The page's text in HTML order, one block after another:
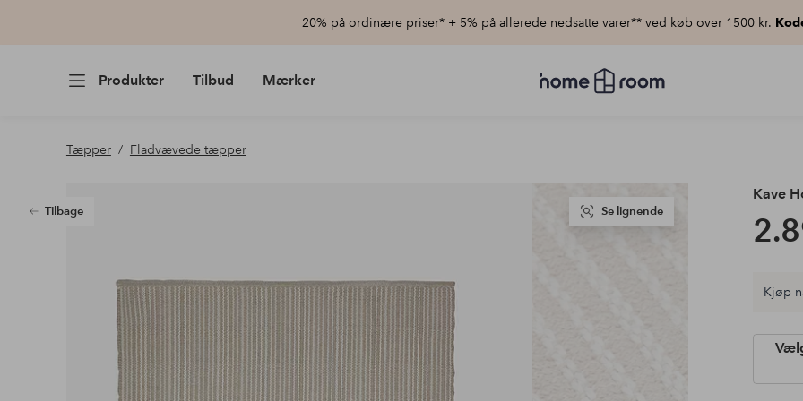
20% på ordinære priser* + 5% på allerede nedsatte varer** ved køb over 1500 kr.
Produkter Tilbud Mærker
Homeroom
–
pris
Tæpper Fladvævede tæpper
Tilbage Se lignende
Kave
Kjøp